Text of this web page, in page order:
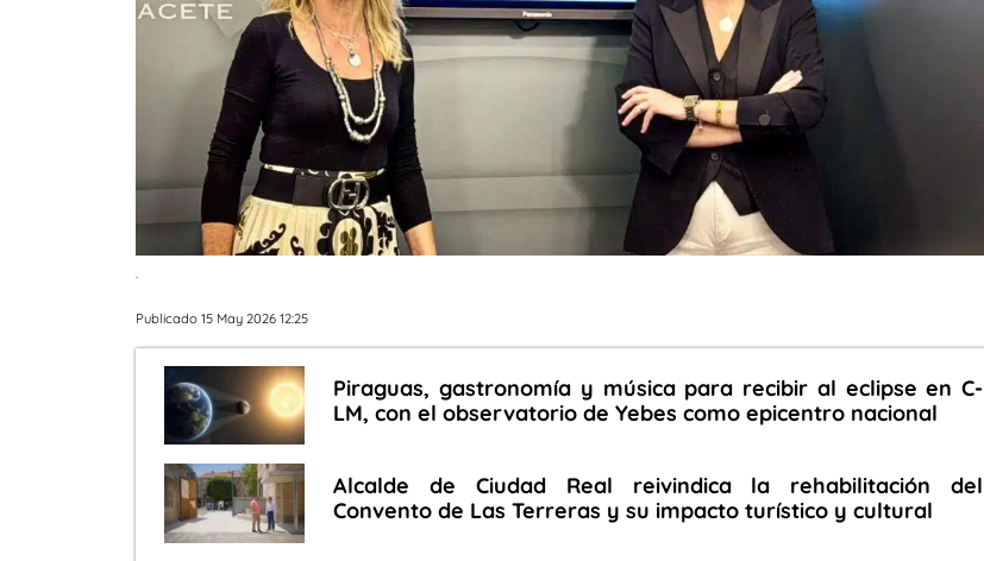
.
Publicado 15 May 2026 12:25
Piraguas, gastronomía y música para recibir al eclipse en C-
LM, con el observatorio de Yebes como epicentro nacional
Alcalde de Ciudad Real reivindica la rehabilitación del
Convento de Las Terreras y su impacto turístico y cultural